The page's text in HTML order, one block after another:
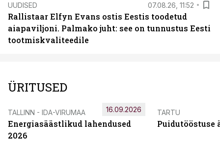
UUDISED 07.08.26, 11:52
Rallistaar Elfyn Evans ostis Eestis toodetud
aiapaviljoni. Palmako juht: see on tunnustus Eesti
tootmiskvaliteedile
ÜRITUSED
TALLINN - IDA-VIRUMAA
Energiasäästlikud lahendused
2026
16.09.2026 TARTU
Puidutööstuse